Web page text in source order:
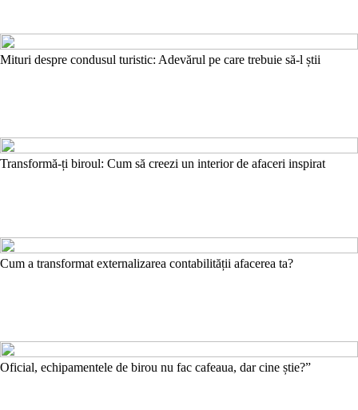
Mituri despre condusul turistic: Adevărul pe care trebuie să-l știi
Transformă-ți biroul: Cum să creezi un interior de afaceri inspirat
Cum a transformat externalizarea contabilității afacerea ta?
Oficial, echipamentele de birou nu fac cafeaua, dar cine știe?”